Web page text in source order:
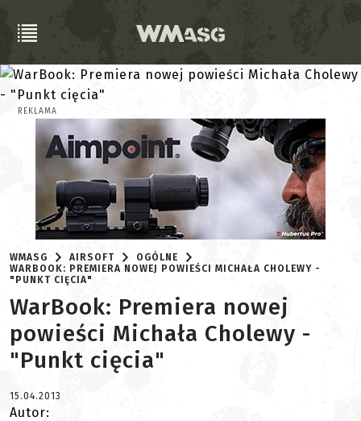
REKLAMA
WMASG AIRSOFT
OGÓLNE
WARBOOK: PREMIERA NOWEJ POWIEŚCI MICHAŁA CHOLEWY -
"PUNKT CIĘCIA"
WarBook: Premiera nowej
powieści Michała Cholewy -
"Punkt cięcia"
15.04.2013
Autor: